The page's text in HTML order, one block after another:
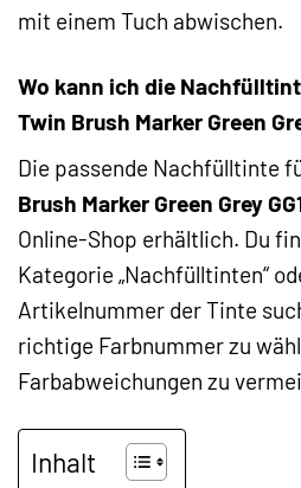
mit einem Tuch abwischen.
Wo kann ich die
Twin Brush Marker Green
Die passende Nachfülltinte
Brush Marker Green Grey
Online-Shop erhältlich. Du
Kategorie „Nachfülltinten“
Artikelnummer der Tinte
richtige Farbnummer zu
Farbabweichungen zu
Inhalt